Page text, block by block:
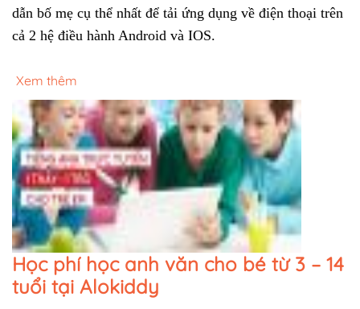
dẫn bố mẹ cụ thể nhất để tải ứng dụng về điện thoại trên
cả 2 hệ điều hành Android và IOS.
Xem thêm
Học phí học anh văn cho bé từ 3 – 14
tuổi tại Alokiddy